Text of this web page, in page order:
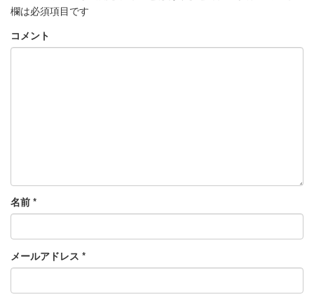
欄は必須項目です
コメント
名前 *
メールアドレス *